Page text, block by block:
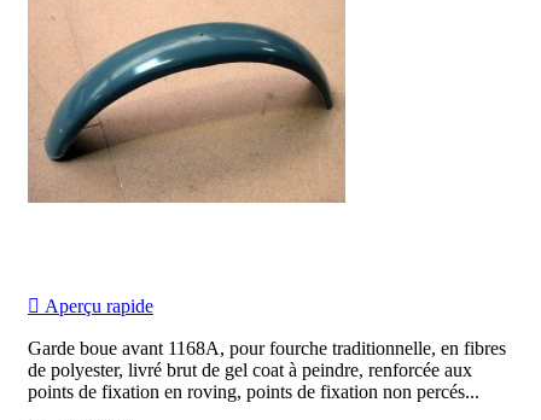
 Aperçu rapide
Garde boue avant 1168A, pour fourche traditionnelle, en fibres
de polyester, livré brut de gel coat à peindre, renforcée aux
points de fixation en roving, points de fixation non percés...